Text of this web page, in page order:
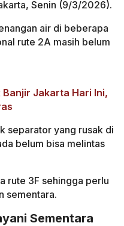
Senin (9/3/2026).
air di beberapa
rute 2A masih belum
Jakarta Hari Ini,
separator yang rusak di
belum bisa melintas
rute 3F sehingga perlu
sementara.
Sementara